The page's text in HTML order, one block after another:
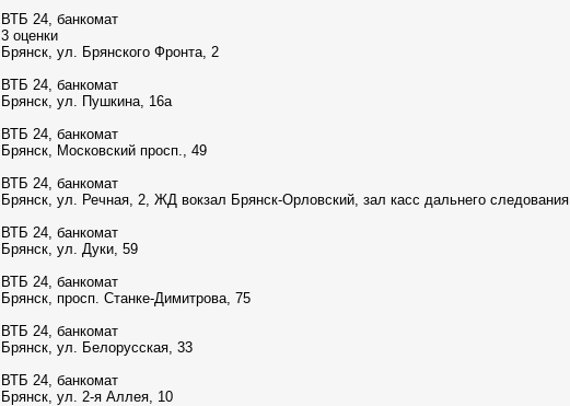
ВТБ 24, банкомат
3 оценки
Брянск, ул. Брянского Фронта, 2
ВТБ 24, банкомат
Брянск, ул. Пушкина, 16а
ВТБ 24, банкомат
Брянск, Московский просп., 49
ВТБ 24, банкомат
Брянск, ул. Речная, 2, ЖД вокзал Брянск-Орловский, зал касс дальнего следования
ВТБ 24, банкомат
Брянск, ул. Дуки, 59
ВТБ 24, банкомат
Брянск, просп. Станке-Димитрова, 75
ВТБ 24, банкомат
Брянск, ул. Белорусская, 33
ВТБ 24, банкомат
Брянск, ул. 2-я Аллея, 10